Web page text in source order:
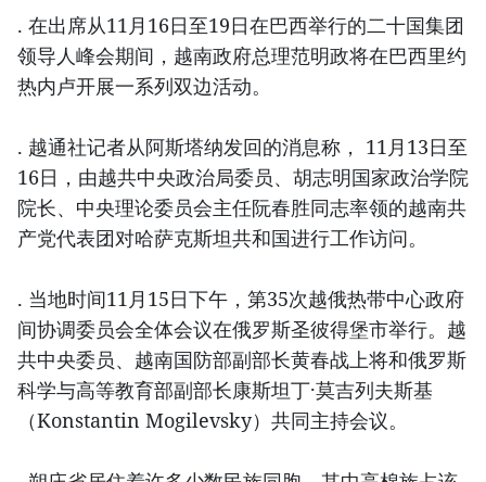
. 在出席从11月16日至19日在巴西举行的二十国集团
领导人峰会期间，越南政府总理范明政将在巴西里约
热内卢开展一系列双边活动。
. 越通社记者从阿斯塔纳发回的消息称， 11月13日至
16日，由越共中央政治局委员、胡志明国家政治学院
院长、中央理论委员会主任阮春胜同志率领的越南共
产党代表团对哈萨克斯坦共和国进行工作访问。
. 当地时间11月15日下午，第35次越俄热带中心政府
间协调委员会全体会议在俄罗斯圣彼得堡市举行。越
共中央委员、越南国防部副部长黄春战上将和俄罗斯
科学与高等教育部副部长康斯坦丁·莫吉列夫斯基
（Konstantin Mogilevsky）共同主持会议。